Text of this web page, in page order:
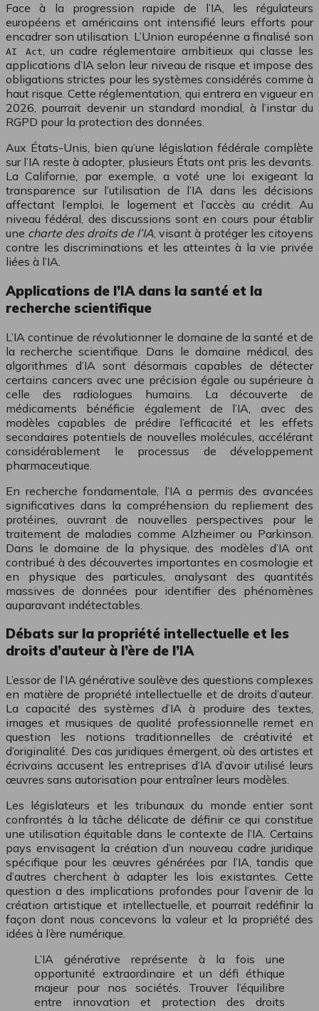
Face à la progression rapide de l’IA, les régulateurs
européens et américains ont intensifié leurs efforts pour
encadrer son utilisation. L’Union européenne a finalisé son
AI Act, un cadre réglementaire ambitieux qui classe les
applications d’IA selon leur niveau de risque et impose des
obligations strictes pour les systèmes considérés comme à
haut risque. Cette réglementation, qui entrera en vigueur en
2026, pourrait devenir un standard mondial, à l’instar du
RGPD pour la protection des données.
Aux États-Unis, bien qu’une législation fédérale complète
sur l’IA reste à adopter, plusieurs États ont pris les devants.
La Californie, par exemple, a voté une loi exigeant la
transparence sur l’utilisation de l’IA dans les décisions
affectant l’emploi, le logement et l’accès au crédit. Au
niveau fédéral, des discussions sont en cours pour établir
une charte des droits de l’IA, visant à protéger les citoyens
contre les discriminations et les atteintes à la vie privée
liées à l’IA.
Applications de l’IA dans la santé et la
recherche scientifique
L’IA continue de révolutionner le domaine de la santé et de
la recherche scientifique. Dans le domaine médical, des
algorithmes d’IA sont désormais capables de détecter
certains cancers avec une précision égale ou supérieure à
celle des radiologues humains. La découverte de
médicaments bénéficie également de l’IA, avec des
modèles capables de prédire l’efficacité et les effets
secondaires potentiels de nouvelles molécules, accélérant
considérablement le processus de développement
pharmaceutique.
En recherche fondamentale, l’IA a permis des avancées
significatives dans la compréhension du repliement des
protéines, ouvrant de nouvelles perspectives pour le
traitement de maladies comme Alzheimer ou Parkinson.
Dans le domaine de la physique, des modèles d’IA ont
contribué à des découvertes importantes en cosmologie et
en physique des particules, analysant des quantités
massives de données pour identifier des phénomènes
auparavant indétectables.
Débats sur la propriété intellectuelle et les
droits d’auteur à l’ère de l’IA
L’essor de l’IA générative soulève des questions complexes
en matière de propriété intellectuelle et de droits d’auteur.
La capacité des systèmes d’IA à produire des textes,
images et musiques de qualité professionnelle remet en
question les notions traditionnelles de créativité et
d’originalité. Des cas juridiques émergent, où des artistes et
écrivains accusent les entreprises d’IA d’avoir utilisé leurs
œuvres sans autorisation pour entraîner leurs modèles.
Les législateurs et les tribunaux du monde entier sont
confrontés à la tâche délicate de définir ce qui constitue
une utilisation équitable dans le contexte de l’IA. Certains
pays envisagent la création d’un nouveau cadre juridique
spécifique pour les œuvres générées par l’IA, tandis que
d’autres cherchent à adapter les lois existantes. Cette
question a des implications profondes pour l’avenir de la
création artistique et intellectuelle, et pourrait redéfinir la
façon dont nous concevons la valeur et la propriété des
idées à l’ère numérique.
L’IA générative représente à la fois une
opportunité extraordinaire et un défi éthique
majeur pour nos sociétés. Trouver l’équilibre
entre innovation et protection des droits